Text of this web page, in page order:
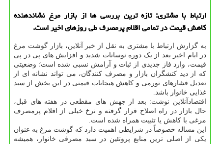
ارتباط با مشتری: تازه ترین بررسی ها از بازار مرغ نشاندهنده
کاهش قیمت در تمامی اقلام پرمصرف طی روزهای اخیر است.
به گزارش ارتباط با مشتری به نقل از خبر آنلاین، بازار گوشت مرغ
در ایام اخیر بعد از یک دوره نوسانات شدید و افزایش های پی در پی
قیمت، وارد فاز جدیدی از ثبات و آرامش نسبی شده است؛ وضعیتی
که از دید کنشگران بازار و مصرف کنندگان، می تواند نشانه ای از
تعدیل فشارهای تورمی و کاهش هیجانات قیمتی در این بخش از سبد
غذایی خانوار باشد.
اقتصادآنلاین نوشت: بعد از جهش های مقطعی در هفته های قبل،
حال بازار در راه اصلاح قرار گرفته و نرخ خیلی از اقلام پرمصرف
مرغی با کاهش یا تثبیت همراه شده است.
این مساله خصوصاً در شرایطی اهمیت دارد که گوشت مرغ به عنوان
یکی از اصلی ترین منابع پروتئین در سبد مصرفی خانوار، همیشه